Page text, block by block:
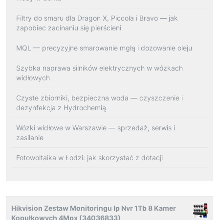
Filtry do smaru dla Dragon X, Piccola i Bravo — jak
zapobiec zacinaniu się pierścieni
MQL — precyzyjne smarowanie mgłą i dozowanie oleju
Szybka naprawa silników elektrycznych w wózkach
widłowych
Czyste zbiorniki, bezpieczna woda — czyszczenie i
dezynfekcja z Hydrochemią
Wózki widłowe w Warszawie — sprzedaż, serwis i
zasilanie
Fotowoltaika w Łodzi: jak skorzystać z dotacji
Hikvision Zestaw Monitoringu Ip Nvr 1Tb 8 Kamer
Kopułkowych 4Mpx (34036833)